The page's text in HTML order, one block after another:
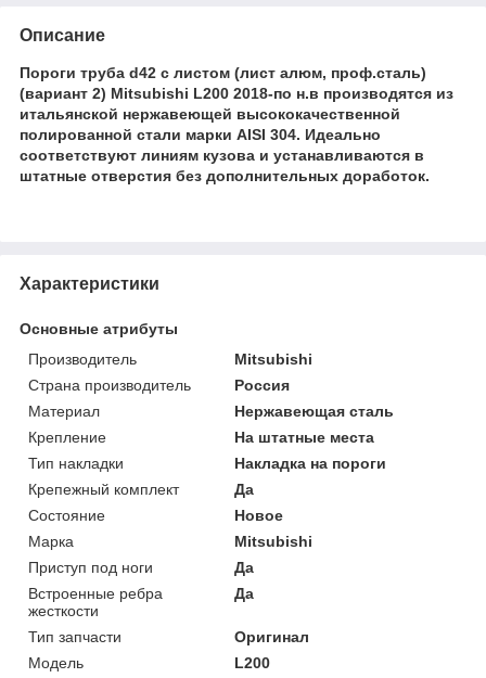
Описание
Пороги труба d42 с листом (лист алюм, проф.сталь)
(вариант 2) Mitsubishi L200 2018-по н.в производятся из
итальянской нержавеющей высококачественной
полированной стали марки AISI 304. Идеально
соответствуют линиям кузова и устанавливаются в
штатные отверстия без дополнительных доработок.
Характеристики
Основные атрибуты
Производитель
Mitsubishi
Страна производитель
Россия
Материал
Нержавеющая сталь
Крепление
На штатные места
Тип накладки
Накладка на пороги
Крепежный комплект
Да
Состояние
Новое
Марка
Mitsubishi
Приступ под ноги
Да
Встроенные ребра
жесткости
Да
Тип запчасти
Оригинал
Модель
L200